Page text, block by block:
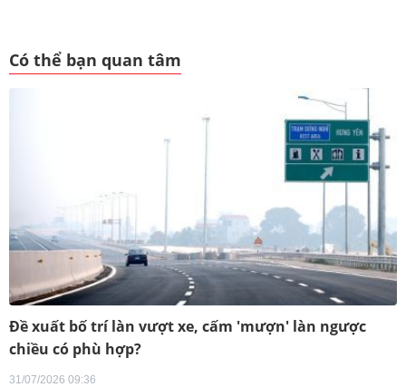
Có thể bạn quan tâm
Đề xuất bố trí làn vượt xe, cấm 'mượn' làn ngược
chiều có phù hợp?
31/07/2026 09:36